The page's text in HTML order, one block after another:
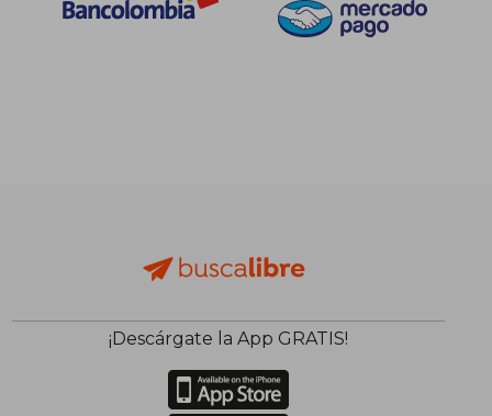
¡Descárgate la App GRATIS!